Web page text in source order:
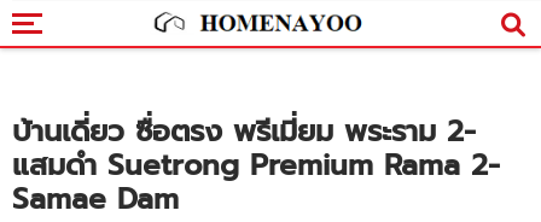
บ้านเดี่ยว ซื่อตรง พรีเมี่ยม พระราม 2-
แสมดำ Suetrong Premium Rama 2-
Samae Dam